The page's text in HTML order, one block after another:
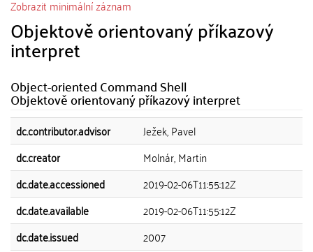
Zobrazit minimální záznam
Objektově orientovaný příkazový
interpret
Object-oriented Command Shell
Objektově orientovaný příkazový interpret
dc.contributor.advisor
Ježek, Pavel
dc.creator
Molnár, Martin
dc.date.accessioned
2019-02-06T11:55:12Z
dc.date.available
2019-02-06T11:55:12Z
dc.date.issued
2007